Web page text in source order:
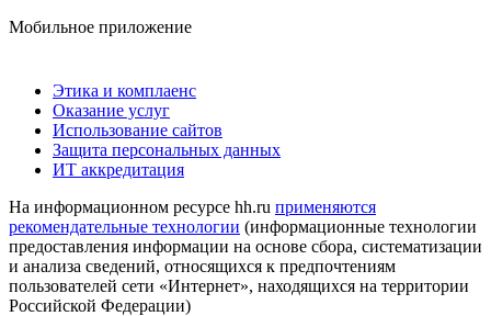
Мобильное приложение
Этика и комплаенс
Оказание услуг
Использование сайтов
Защита персональных данных
ИТ аккредитация
На информационном ресурсе hh.ru применяются
рекомендательные технологии (информационные технологии
предоставления информации на основе сбора, систематизации
и анализа сведений, относящихся к предпочтениям
пользователей сети «Интернет», находящихся на территории
Российской Федерации)